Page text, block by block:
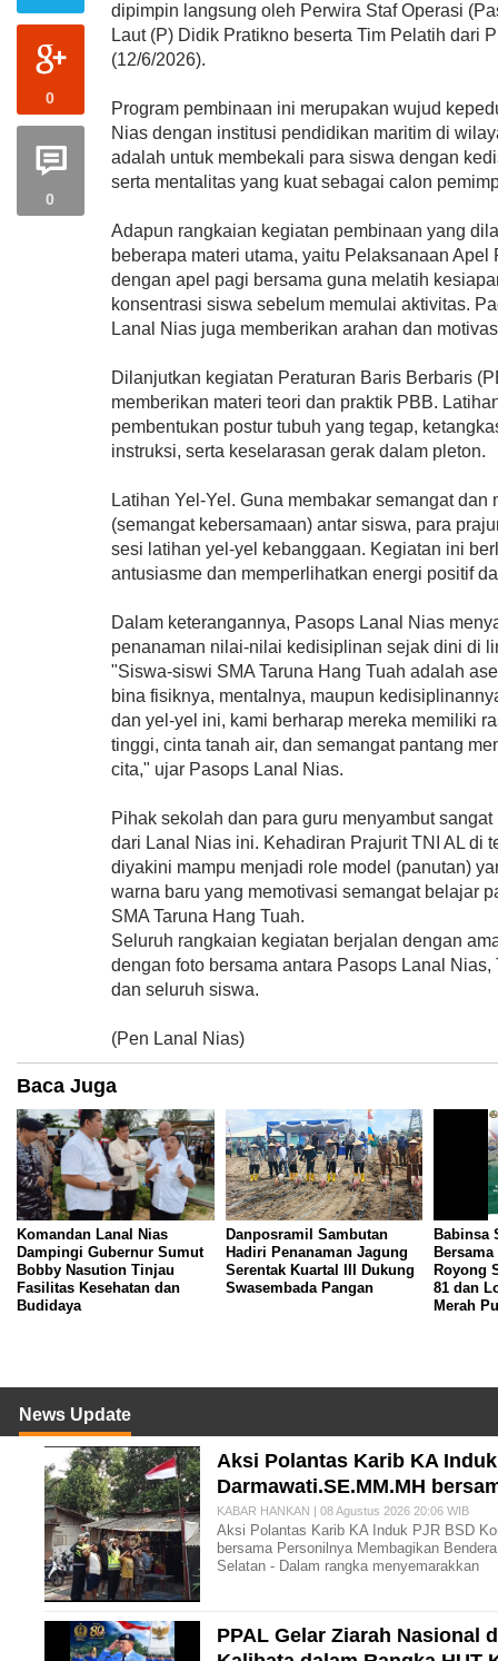
0
0
dipimpin langsung oleh Perwira Staf Operasi
Laut (P) Didik Pratikno beserta Tim Pelatih dari
(12/6/2026).
Program pembinaan ini merupakan wujud
Nias dengan institusi pendidikan maritim di
adalah untuk membekali para siswa dengan
serta mentalitas yang kuat sebagai calon
Adapun rangkaian kegiatan pembinaan yang
beberapa materi utama, yaitu Pelaksanaan
dengan apel pagi bersama guna melatih
konsentrasi siswa sebelum memulai aktivitas.
Lanal Nias juga memberikan arahan dan
Dilanjutkan kegiatan Peraturan Baris Berbaris
memberikan materi teori dan praktik PBB.
pembentukan postur tubuh yang tegap,
instruksi, serta keselarasan gerak dalam pleton.
Latihan Yel-Yel. Guna membakar semangat dan
(semangat kebersamaan) antar siswa, para
sesi latihan yel-yel kebanggaan. Kegiatan ini
antusiasme dan memperlihatkan energi positif
Dalam keterangannya, Pasops Lanal Nias
penanaman nilai-nilai kedisiplinan sejak dini di
"Siswa-siswi SMA Taruna Hang Tuah adalah
bina fisiknya, mentalnya, maupun
dan yel-yel ini, kami berharap mereka memiliki
tinggi, cinta tanah air, dan semangat pantang
cita," ujar Pasops Lanal Nias.
Pihak sekolah dan para guru menyambut
dari Lanal Nias ini. Kehadiran Prajurit TNI AL di
diyakini mampu menjadi role model (panutan)
warna baru yang memotivasi semangat belajar
SMA Taruna Hang Tuah.
Seluruh rangkaian kegiatan berjalan dengan
dengan foto bersama antara Pasops Lanal
dan seluruh siswa.
(Pen Lanal Nias)
Baca Juga
Komandan Lanal Nias
Dampingi Gubernur Sumut
Bobby Nasution Tinjau
Fasilitas Kesehatan dan
Budidaya
Danposramil Sambutan
Hadiri Penanaman Jagung
Serentak Kuartal III Dukung
Swasembada Pangan
Babinsa
Royong
81 dan
Merah
News Update
Aksi Polantas Karib KA
Darmawati.SE.MM.MH
KABAR HANKAN | 08 Agustus 2026 20:06 WIB
Aksi Polantas Karib KA Induk PJR BSD
bersama Personilnya Membagikan
Selatan - Dalam rangka menyemarakkan
PPAL Gelar Ziarah Nasional